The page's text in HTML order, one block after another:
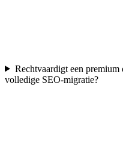
Rechtvaardigt een
volledige SEO-migratie?